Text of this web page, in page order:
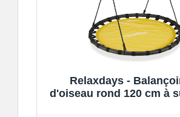
Relaxdays -
d'oiseau rond 120 cm à